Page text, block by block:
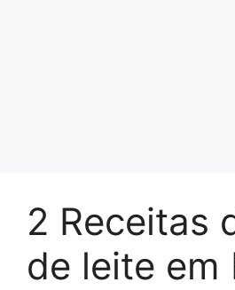
2 Receitas
de leite em